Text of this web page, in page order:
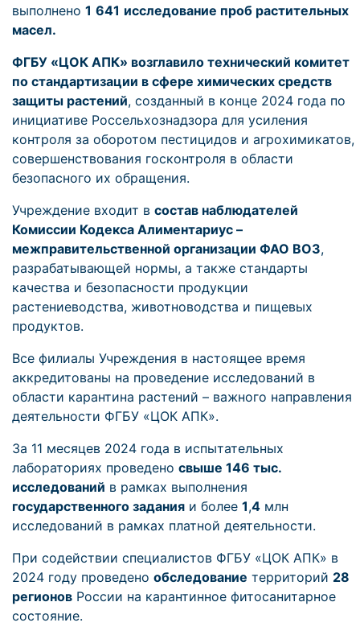
выполнено 1 641 исследование проб растительных
масел.
ФГБУ «ЦОК АПК» возглавило технический комитет
по стандартизации в сфере химических средств
защиты растений, созданный в конце 2024 года по
инициативе Россельхознадзора для усиления
контроля за оборотом пестицидов и агрохимикатов,
совершенствования госконтроля в области
безопасного их обращения.
Учреждение входит в состав наблюдателей
Комиссии Кодекса Алиментариус –
межправительственной организации ФАО ВОЗ,
разрабатывающей нормы, а также стандарты
качества и безопасности продукции
растениеводства, животноводства и пищевых
продуктов.
Все филиалы Учреждения в настоящее время
аккредитованы на проведение исследований в
области карантина растений – важного направления
деятельности ФГБУ «ЦОК АПК».
За 11 месяцев 2024 года в испытательных
лабораториях проведено свыше 146 тыс.
исследований в рамках выполнения
государственного задания и более 1,4 млн
исследований в рамках платной деятельности.
При содействии специалистов ФГБУ «ЦОК АПК» в
2024 году проведено обследование территорий 28
регионов России на карантинное фитосанитарное
состояние.